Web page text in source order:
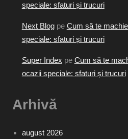
speciale: sfaturi și trucuri
Next Blogpe Cum să te
speciale: sfaturi și trucuri
Super Index pe Cum să te
ocazii speciale: sfaturi și trucuri
Arhivă
august 2026